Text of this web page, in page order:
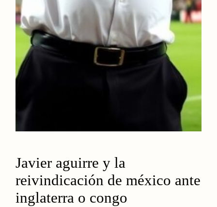
Javier aguirre y la
reivindicación de méxico ante
inglaterra o congo